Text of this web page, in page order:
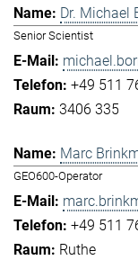
Dr. Michael
Senior Scientist
+49 511
3406 335
Marc
GEO600-Operator
+49 511
Ruthe